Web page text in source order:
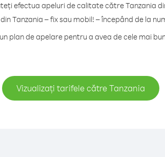
efectua apeluri de calitate către Tanzania
Tanzania – fix sau mobil! – începând de la
plan de apelare pentru a avea de cele mai
Vizualizați tarifele către Tanzania